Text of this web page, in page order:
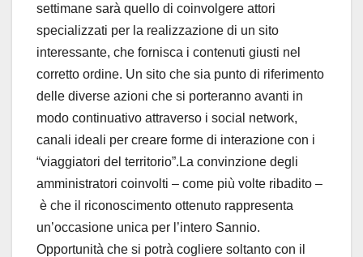
settimane sarà quello di coinvolgere attori
specializzati per la realizzazione di un sito
interessante, che fornisca i contenuti giusti nel
corretto ordine. Un sito che sia punto di riferimento
delle diverse azioni che si porteranno avanti in
modo continuativo attraverso i social network,
canali ideali per creare forme di interazione con i
“viaggiatori del territorio”.La convinzione degli
amministratori coinvolti – come più volte ribadito –
è che il riconoscimento ottenuto rappresenta
un’occasione unica per l’intero Sannio.
Opportunità che si potrà cogliere soltanto con il